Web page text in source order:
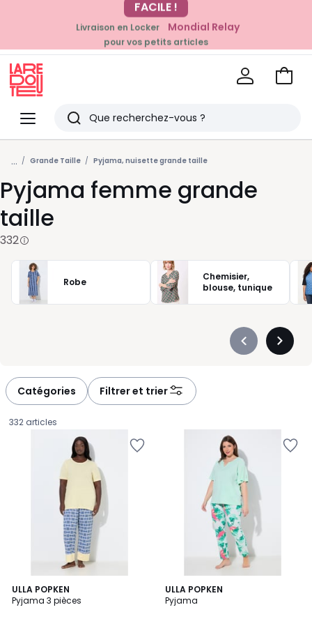
EN CE MOMENT
-20% dès 39€*
sur la mode
Livraison en Locker Mondial Relay
pour vos petits articles
Menu
Redoute
Rechercher
Derniers
articles
vus
Voir
... Grande Taille Pyjama, nuisette grande taille
Pyjama femme grande
taille
332
Robe
Chemisier,
blouse, tunique
Précédent
Catégories Filtrer et trier
332 articles
ULLA POPKEN
Pyjama 3 pièces
ULLA POPKEN
Pyjama